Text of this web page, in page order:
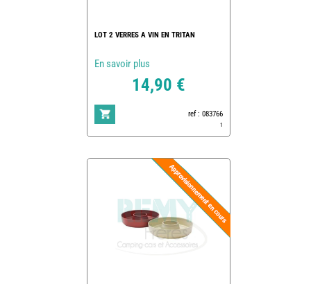
LOT 2 VERRES A VIN EN TRITAN
En savoir plus
14,90 €
ref : 083766
1